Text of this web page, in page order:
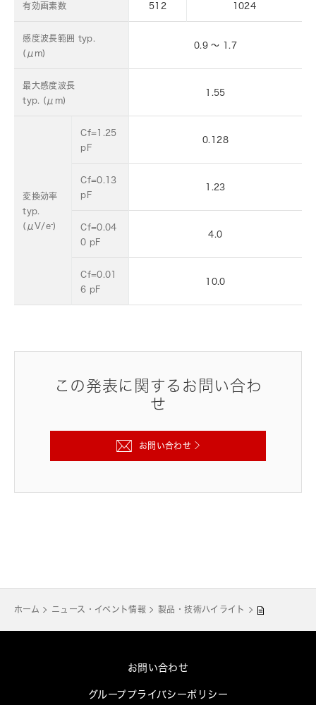
有効画素数 512 1024
感度波長範囲 typ.
(μm)
0.9 ～ 1.7
最大感度波長
typ. (μm)
1.55
変換効率
typ.
(μV/e-)
Cf=1.25
pF
0.128
Cf=0.13
pF
1.23
Cf=0.04
0 pF
4.0
Cf=0.01
6 pF
10.0
この発表に関するお問い合わ
せ
お問い合わせ
ホーム ニュース・イベント情報 製品・技術ハイライト
お問い合わせ
グループプライバシーポリシー